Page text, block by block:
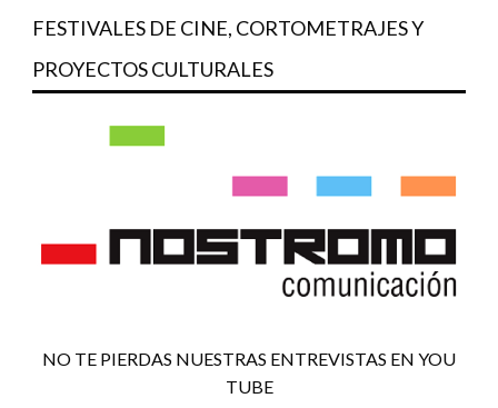
FESTIVALES DE CINE, CORTOMETRAJES Y
PROYECTOS CULTURALES
NO TE PIERDAS NUESTRAS ENTREVISTAS EN YOU
TUBE